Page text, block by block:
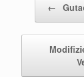
←